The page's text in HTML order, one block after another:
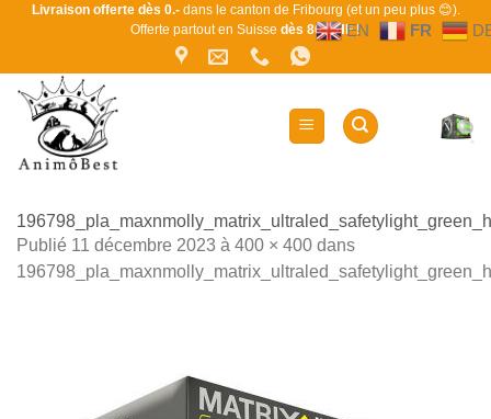
PasserLivraison offerte dès 0.-dans le canton de Fribourg (et un peu plus 😊).
Offerte partout en Suisse dès 80 CHF !
Publié 11 décembre 2023 à 400 × 400 dans
EN FR